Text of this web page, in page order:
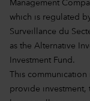
Management
which is regulated
Surveillance du
as the Alternative
Investment Fund.
This
provide investment,